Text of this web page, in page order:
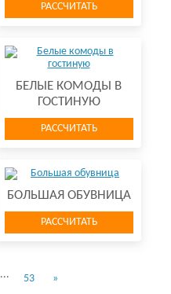
РАССЧИТАТЬ
БЕЛЫЕ КОМОДЫ В
ГОСТИНУЮ
РАССЧИТАТЬ
БОЛЬШАЯ ОБУВНИЦА
РАССЧИТАТЬ
... 53 »